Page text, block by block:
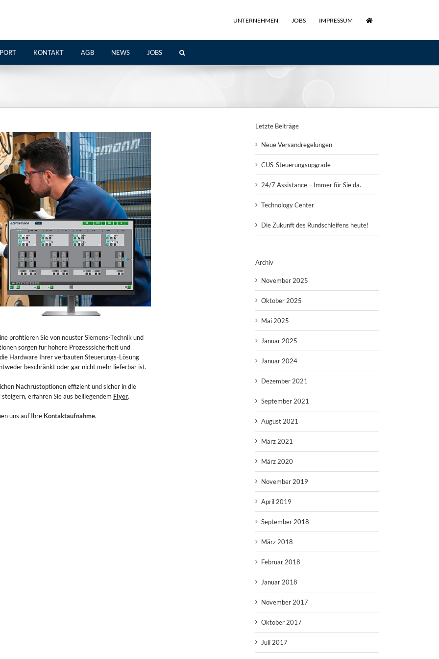
UNTERNEHMEN JOBS IMPRESSUM
KONTAKT AGB NEWS JOBS
profitieren Sie von neuster Siemens-Technik und
sorgen für höhere Prozesssicherheit und
Hardware Ihrer verbauten Steuerungs-Lösung
beschränkt oder gar nicht mehr lieferbar ist.
Nachrüstoptionen effizient und sicher in die
erfahren Sie aus beiliegendem Flyer.
uns auf Ihre Kontaktaufnahme.
Letzte Beiträge
Neue Versandregelungen
CUS-Steuerungsupgrade
24/7 Assistance – Immer für Sie da.
Technology Center
Die Zukunft des Rundschleifens heute!
Archiv
November 2025
Oktober 2025
Mai 2025
Januar 2025
Januar 2024
Dezember 2021
September 2021
August 2021
März 2021
März 2020
November 2019
April 2019
September 2018
März 2018
Februar 2018
Januar 2018
November 2017
Oktober 2017
Juli 2017